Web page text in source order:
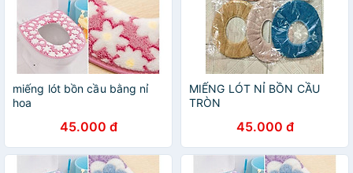
miếng lót bồn cầu bằng nỉ
hoa
45.000 đ
MIẾNG LÓT NỈ BỒN CẦU
TRÒN
45.000 đ